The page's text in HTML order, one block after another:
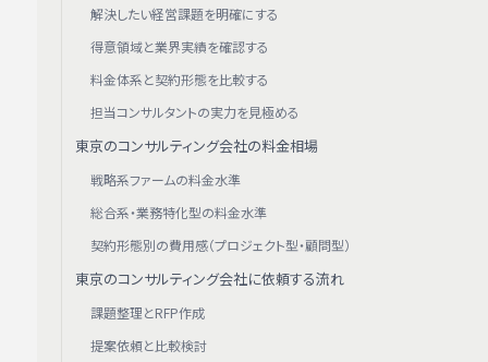
解決したい経営課題を明確にする
得意領域と業界実績を確認する
料金体系と契約形態を比較する
担当コンサルタントの実力を見極める
東京のコンサルティング会社の料金相場
戦略系ファームの料金水準
総合系・業務特化型の料金水準
契約形態別の費用感（プロジェクト型・顧問型）
東京のコンサルティング会社に依頼する流れ
課題整理とRFP作成
提案依頼と比較検討